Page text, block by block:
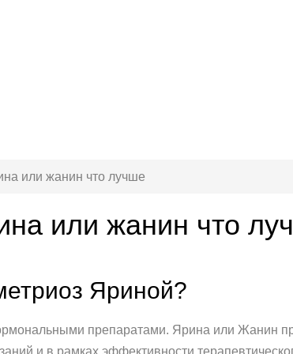
или жанин что лучше
или жанин что
Яриной?
препаратами. Ярина или Жанин
и в рамках эффективности